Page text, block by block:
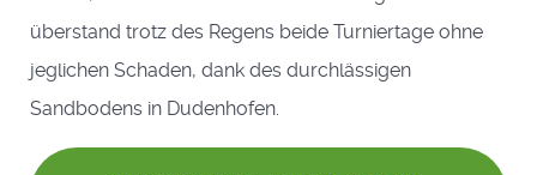
überstand trotz des Regens beide Turniertage ohne
jeglichen Schaden, dank des durchlässigen
Sandbodens in Dudenhofen.